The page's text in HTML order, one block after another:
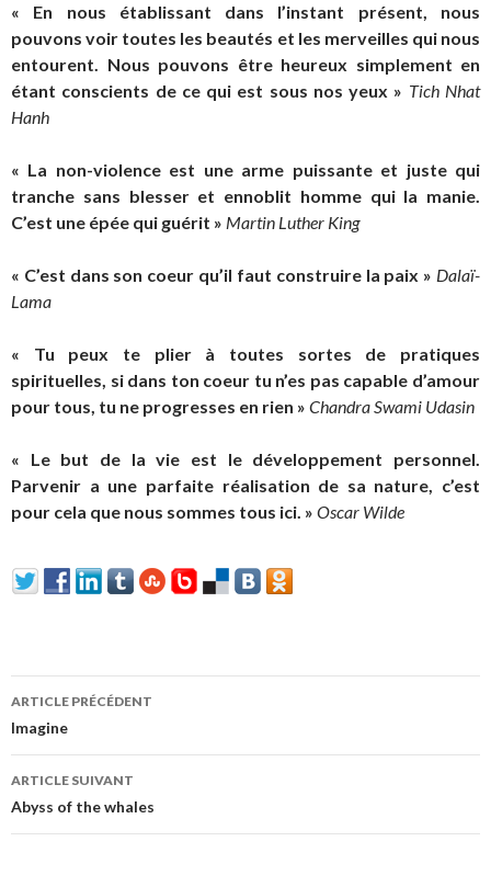
« En nous établissant dans l’instant présent, nous
pouvons voir toutes les beautés et les merveilles qui nous
entourent. Nous pouvons être heureux simplement en
étant conscients de ce qui est sous nos yeux » Tich Nhat
Hanh
« La non-violence est une arme puissante et juste qui
tranche sans blesser et ennoblit homme qui la manie.
C’est une épée qui guérit » Martin Luther King
« C’est dans son coeur qu’il faut construire la paix » Dalaï-
Lama
« Tu peux te plier à toutes sortes de pratiques
spirituelles, si dans ton coeur tu n’es pas capable d’amour
pour tous, tu ne progresses en rien » Chandra Swami Udasin
« Le but de la vie est le développement personnel.
Parvenir a une parfaite réalisation de sa nature, c’est
pour cela que nous sommes tous ici. » Oscar Wilde
Navigation de l’article
ARTICLE PRÉCÉDENT
Imagine
ARTICLE SUIVANT
Abyss of the whales